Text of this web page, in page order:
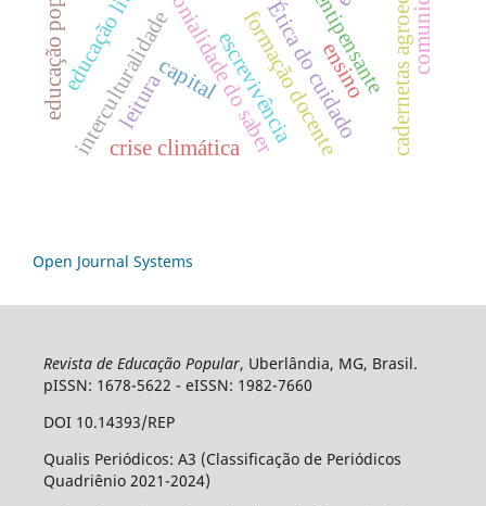
colonialidade do saberÉtica do cuidado
interculturalidade formação docente
educação popular
crise climática
capital ensino
escrevivência
leitura
Open Journal Systems
Revista de Educação Popular, Uberlândia, MG, Brasil.
pISSN: 1678-5622 - eISSN: 1982-7660
DOI 10.14393/REP
Qualis Periódicos: A3 (Classificação de Periódicos
Quadriênio 2021-2024)